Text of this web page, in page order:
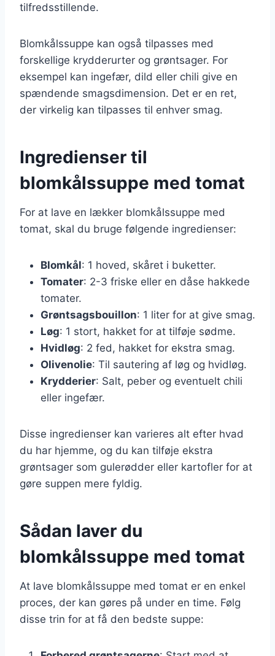
tilfredsstillende.
Blomkålssuppe kan også tilpasses med
forskellige krydderurter og grøntsager. For
eksempel kan ingefær, dild eller chili give en
spændende smagsdimension. Det er en ret,
der virkelig kan tilpasses til enhver smag.
Ingredienser til
blomkålssuppe med tomat
For at lave en lækker blomkålssuppe med
tomat, skal du bruge følgende ingredienser:
Blomkål: 1 hoved, skåret i buketter.
Tomater: 2-3 friske eller en dåse hakkede
tomater.
Grøntsagsbouillon: 1 liter for at give smag.
Løg: 1 stort, hakket for at tilføje sødme.
Hvidløg: 2 fed, hakket for ekstra smag.
Olivenolie: Til sautering af løg og hvidløg.
Krydderier: Salt, peber og eventuelt chili
eller ingefær.
Disse ingredienser kan varieres alt efter hvad
du har hjemme, og du kan tilføje ekstra
grøntsager som gulerødder eller kartofler for at
gøre suppen mere fyldig.
Sådan laver du
blomkålssuppe med tomat
At lave blomkålssuppe med tomat er en enkel
proces, der kan gøres på under en time. Følg
disse trin for at få den bedste suppe: